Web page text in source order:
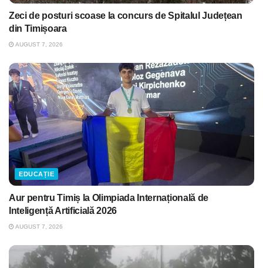
Zeci de posturi scoase la concurs de Spitalul Județean
din Timișoara
AUGUST 7, 2026
EDUCAȚIE
Aur pentru Timiș la Olimpiada Internațională de
Inteligență Artificială 2026
AUGUST 7, 2026